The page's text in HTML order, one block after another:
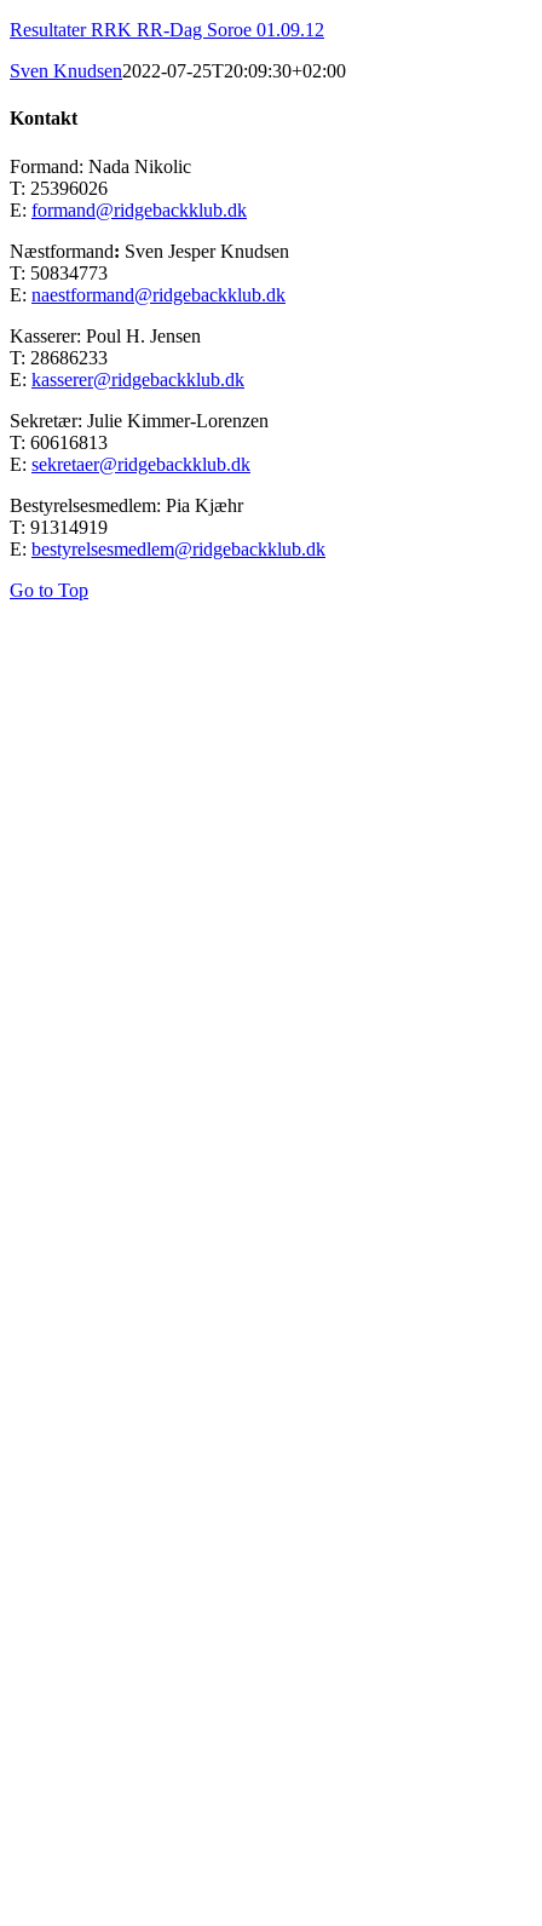
Resultater RRK RR-Dag Soroe 01.09.12
Sven Knudsen2022-07-25T20:09:30+02:00
Kontakt
Formand: Nada Nikolic
T: 25396026
E: formand@ridgebackklub.dk
Næstformand: Sven Jesper Knudsen
T: 50834773
E: naestformand@ridgebackklub.dk
Kasserer: Poul H. Jensen
T: 28686233
E: kasserer@ridgebackklub.dk
Sekretær: Julie Kimmer-Lorenzen
T: 60616813
E: sekretaer@ridgebackklub.dk
Bestyrelsesmedlem: Pia Kjæhr
T: 91314919
E: bestyrelsesmedlem@ridgebackklub.dk
Go to Top